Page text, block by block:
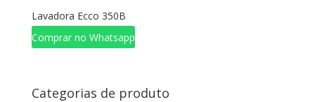
Lavadora Ecco 350B
Comprar no Whatsapp
Categorias de produto